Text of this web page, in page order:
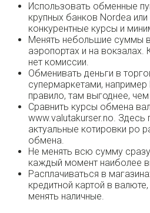
Использовать обменные
крупных банков Nordea
конкурентные курсы и
Менять небольшие суммы
аэропортах и на вокзалах.
нет комиссии.
Обменивать деньги в
супермаркетами, например
правило, там выгоднее,
Сравнить курсы обмена
www.valutakurser.no. Здесь
актуальные котировки po
обмена.
Не менять всю сумму
каждый момент наиболее
Расплачиваться в
кредитной картой в
менять наличные.